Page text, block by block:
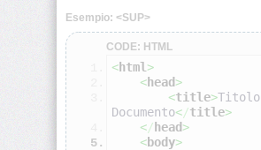
<a>
<abbr>
Esempio: <SUP>
CODE: HTML
<html >
<head>
<title>Titolo
Documento</title>
</ head>
<body>